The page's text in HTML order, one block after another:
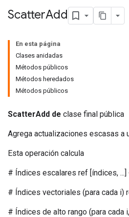
ScatterAdd
En esta página
Clases anidadas
Métodos públicos
Métodos heredados
Métodos públicos
ScatterAdd de clase final pública
Agrega actualizaciones escasas a
Esta operación calcula
# Índices escalares ref [índices, ...]
# Índices vectoriales (para cada i)
# Índices de alto rango (para cada i,